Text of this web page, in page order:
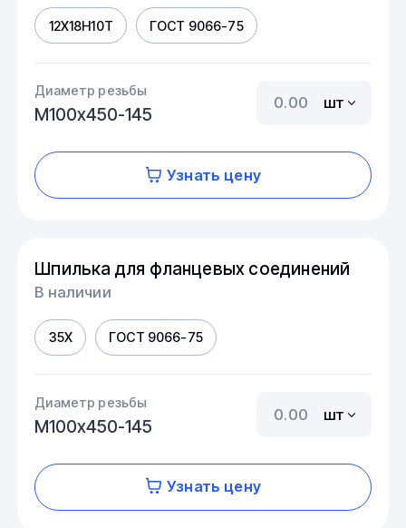
12Х18Н10Т ГОСТ 9066-75
Диаметр резьбы
М100х450-145
шт
Узнать цену
Шпилька для фланцевых соединений
В наличии
35Х ГОСТ 9066-75
Диаметр резьбы
М100х450-145
шт
Узнать цену